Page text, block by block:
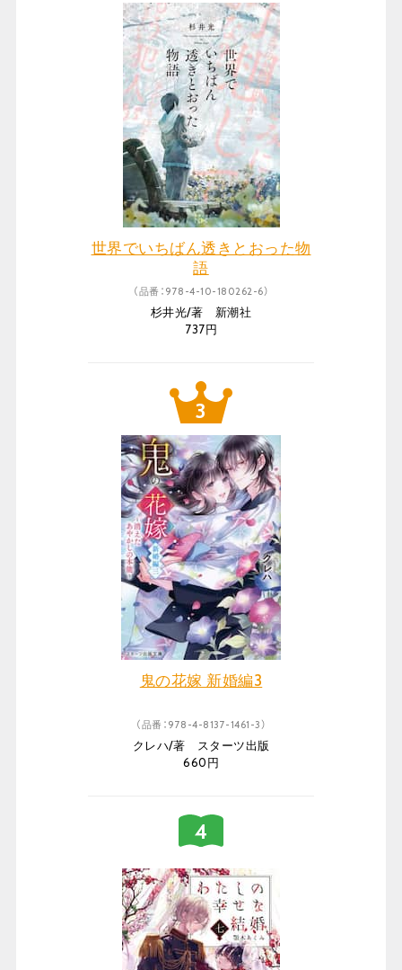
世界でいちばん透きとおった物
語
（品番：978-4-10-180262-6）
杉井光/著 新潮社
737円
鬼の花嫁 新婚編3
（品番：978-4-8137-1461-3）
クレハ/著 スターツ出版
660円